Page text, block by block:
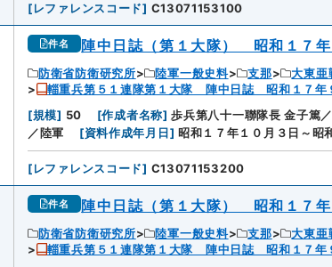
[レファレンスコード] C13071153100
件名 陣中日誌（第１大隊） 昭和１７年
防衛省防衛研究所 陸軍一般史料 支那 大東亜
輜重兵第５１連隊第１大隊 陣中日誌 昭和１７年
[規模] 50 [作成者名称] 歩兵第八十一聯隊長 金子篤
／陸軍
[資料作成年月日] 昭和１７年１０月３日～昭
[レファレンスコード] C13071153200
件名 陣中日誌（第１大隊） 昭和１７年
防衛省防衛研究所 陸軍一般史料 支那 大東亜
輜重兵第５１連隊第１大隊 陣中日誌 昭和１７年